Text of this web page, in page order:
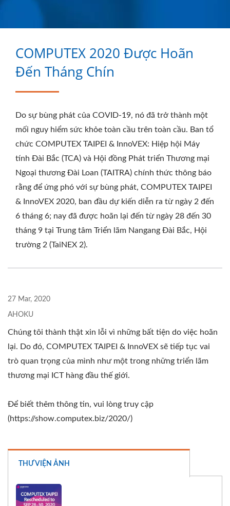
COMPUTEX 2020 Được Hoãn
Đến Tháng Chín
Do sự bùng phát của COVID-19, nó đã trở thành một
mối nguy hiểm sức khỏe toàn cầu trên toàn cầu. Ban tổ
chức COMPUTEX TAIPEI & InnoVEX: Hiệp hội Máy
tính Đài Bắc (TCA) và Hội đồng Phát triển Thương mại
Ngoại thương Đài Loan (TAITRA) chính thức thông báo
rằng để ứng phó với sự bùng phát, COMPUTEX TAIPEI
& InnoVEX 2020, ban đầu dự kiến diễn ra từ ngày 2 đến
6 tháng 6; nay đã được hoãn lại đến từ ngày 28 đến 30
tháng 9 tại Trung tâm Triển lãm Nangang Đài Bắc, Hội
trường 2 (TaiNEX 2).
27 Mar, 2020
AHOKU
Chúng tôi thành thật xin lỗi vì những bất tiện do việc hoãn
lại. Do đó, COMPUTEX TAIPEI & InnoVEX sẽ tiếp tục vai
trò quan trọng của mình như một trong những triển lãm
thương mại ICT hàng đầu thế giới.
Để biết thêm thông tin, vui lòng truy cập
(https://show.computex.biz/2020/)
THƯ VIỆN ẢNH